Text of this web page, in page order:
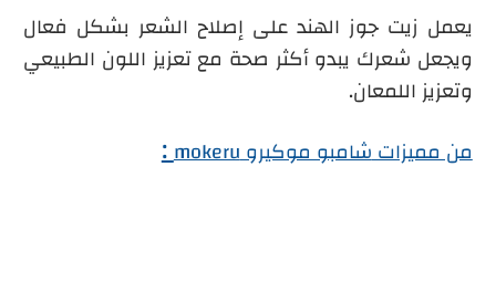
يعمل زيت جوز الهند على إصلاح الشعر بشكل فعال
ويجعل شعرك يبدو أكثر صحة مع تعزيز اللون الطبيعي
وتعزيز اللمعان.
من مميزاتشامبو موكيرو mokeru :